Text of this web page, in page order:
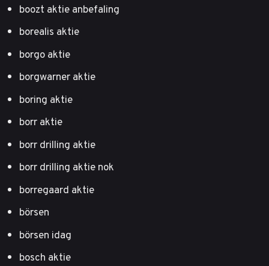
boozt aktie anbefaling
borealis aktie
borgo aktie
borgwarner aktie
boring aktie
borr aktie
borr drilling aktie
borr drilling aktie nok
borregaard aktie
börsen
börsen idag
bosch aktie